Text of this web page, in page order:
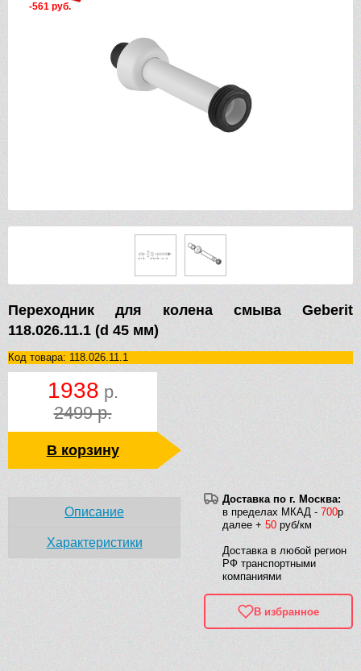
-561 руб.
Переходник для колена смыва Geberit
118.026.11.1 (d 45 мм)
Код товара: 118.026.11.1
1938 р.
2499 р.
В корзину
Доставка по г. Москва:
в пределах МКАД - 700р
далее + 50 руб/км
Доставка в любой регион
РФ транспортными
компаниями
В избранное
Описание
Характеристики